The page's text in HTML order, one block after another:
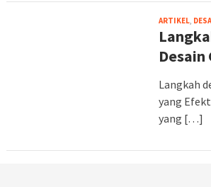
ARTIKEL,
Langkah
yang
yang […]